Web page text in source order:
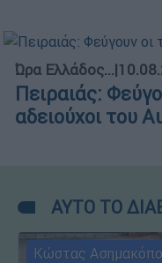
Ώρα Ελλάδος...|
Πειραιάς:
αδειούχοι του
ΑΥΤΟ ΤΟ
Κώστας